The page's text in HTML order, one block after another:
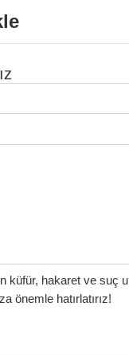
küfür, hakaret ve suç
önemle hatırlatırız!